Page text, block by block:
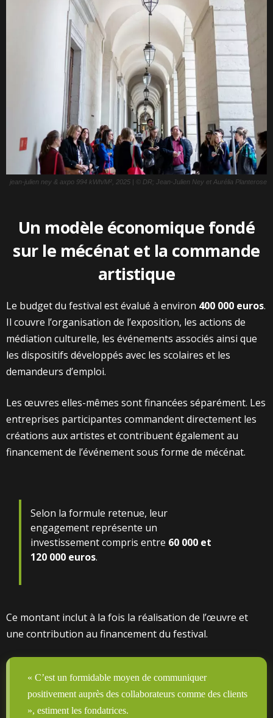
jean-julien ney & axpo 994 kWh/M², 2025 | © DR; Jean-Julien Ney et Aurélia Planterose
Un modèle économique fondé
sur le mécénat et la commande
artistique
Le budget du festival est évalué à environ 400 000 euros.
Il couvre l’organisation de l’exposition, les actions de
médiation culturelle, les événements associés ainsi que
les dispositifs développés avec les scolaires et les
demandeurs d’emploi.
Les œuvres elles-mêmes sont financées séparément. Les
entreprises participantes commandent directement les
créations aux artistes et contribuent également au
financement de l’événement sous forme de mécénat.
Selon la formule retenue, leur
engagement représente un
investissement compris entre 60 000 et
120 000 euros.
Ce montant inclut à la fois la réalisation de l’œuvre et
une contribution au financement du festival.
« C’est un formidable moyen de communiquer
positivement auprès des collaborateurs comme des clients
», estiment les fondatrices.